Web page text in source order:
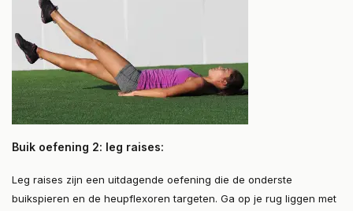
Buik oefening 2: leg raises:
Leg raises zijn een uitdagende oefening die de onderste
buikspieren en de heupflexoren targeten. Ga op je rug liggen met